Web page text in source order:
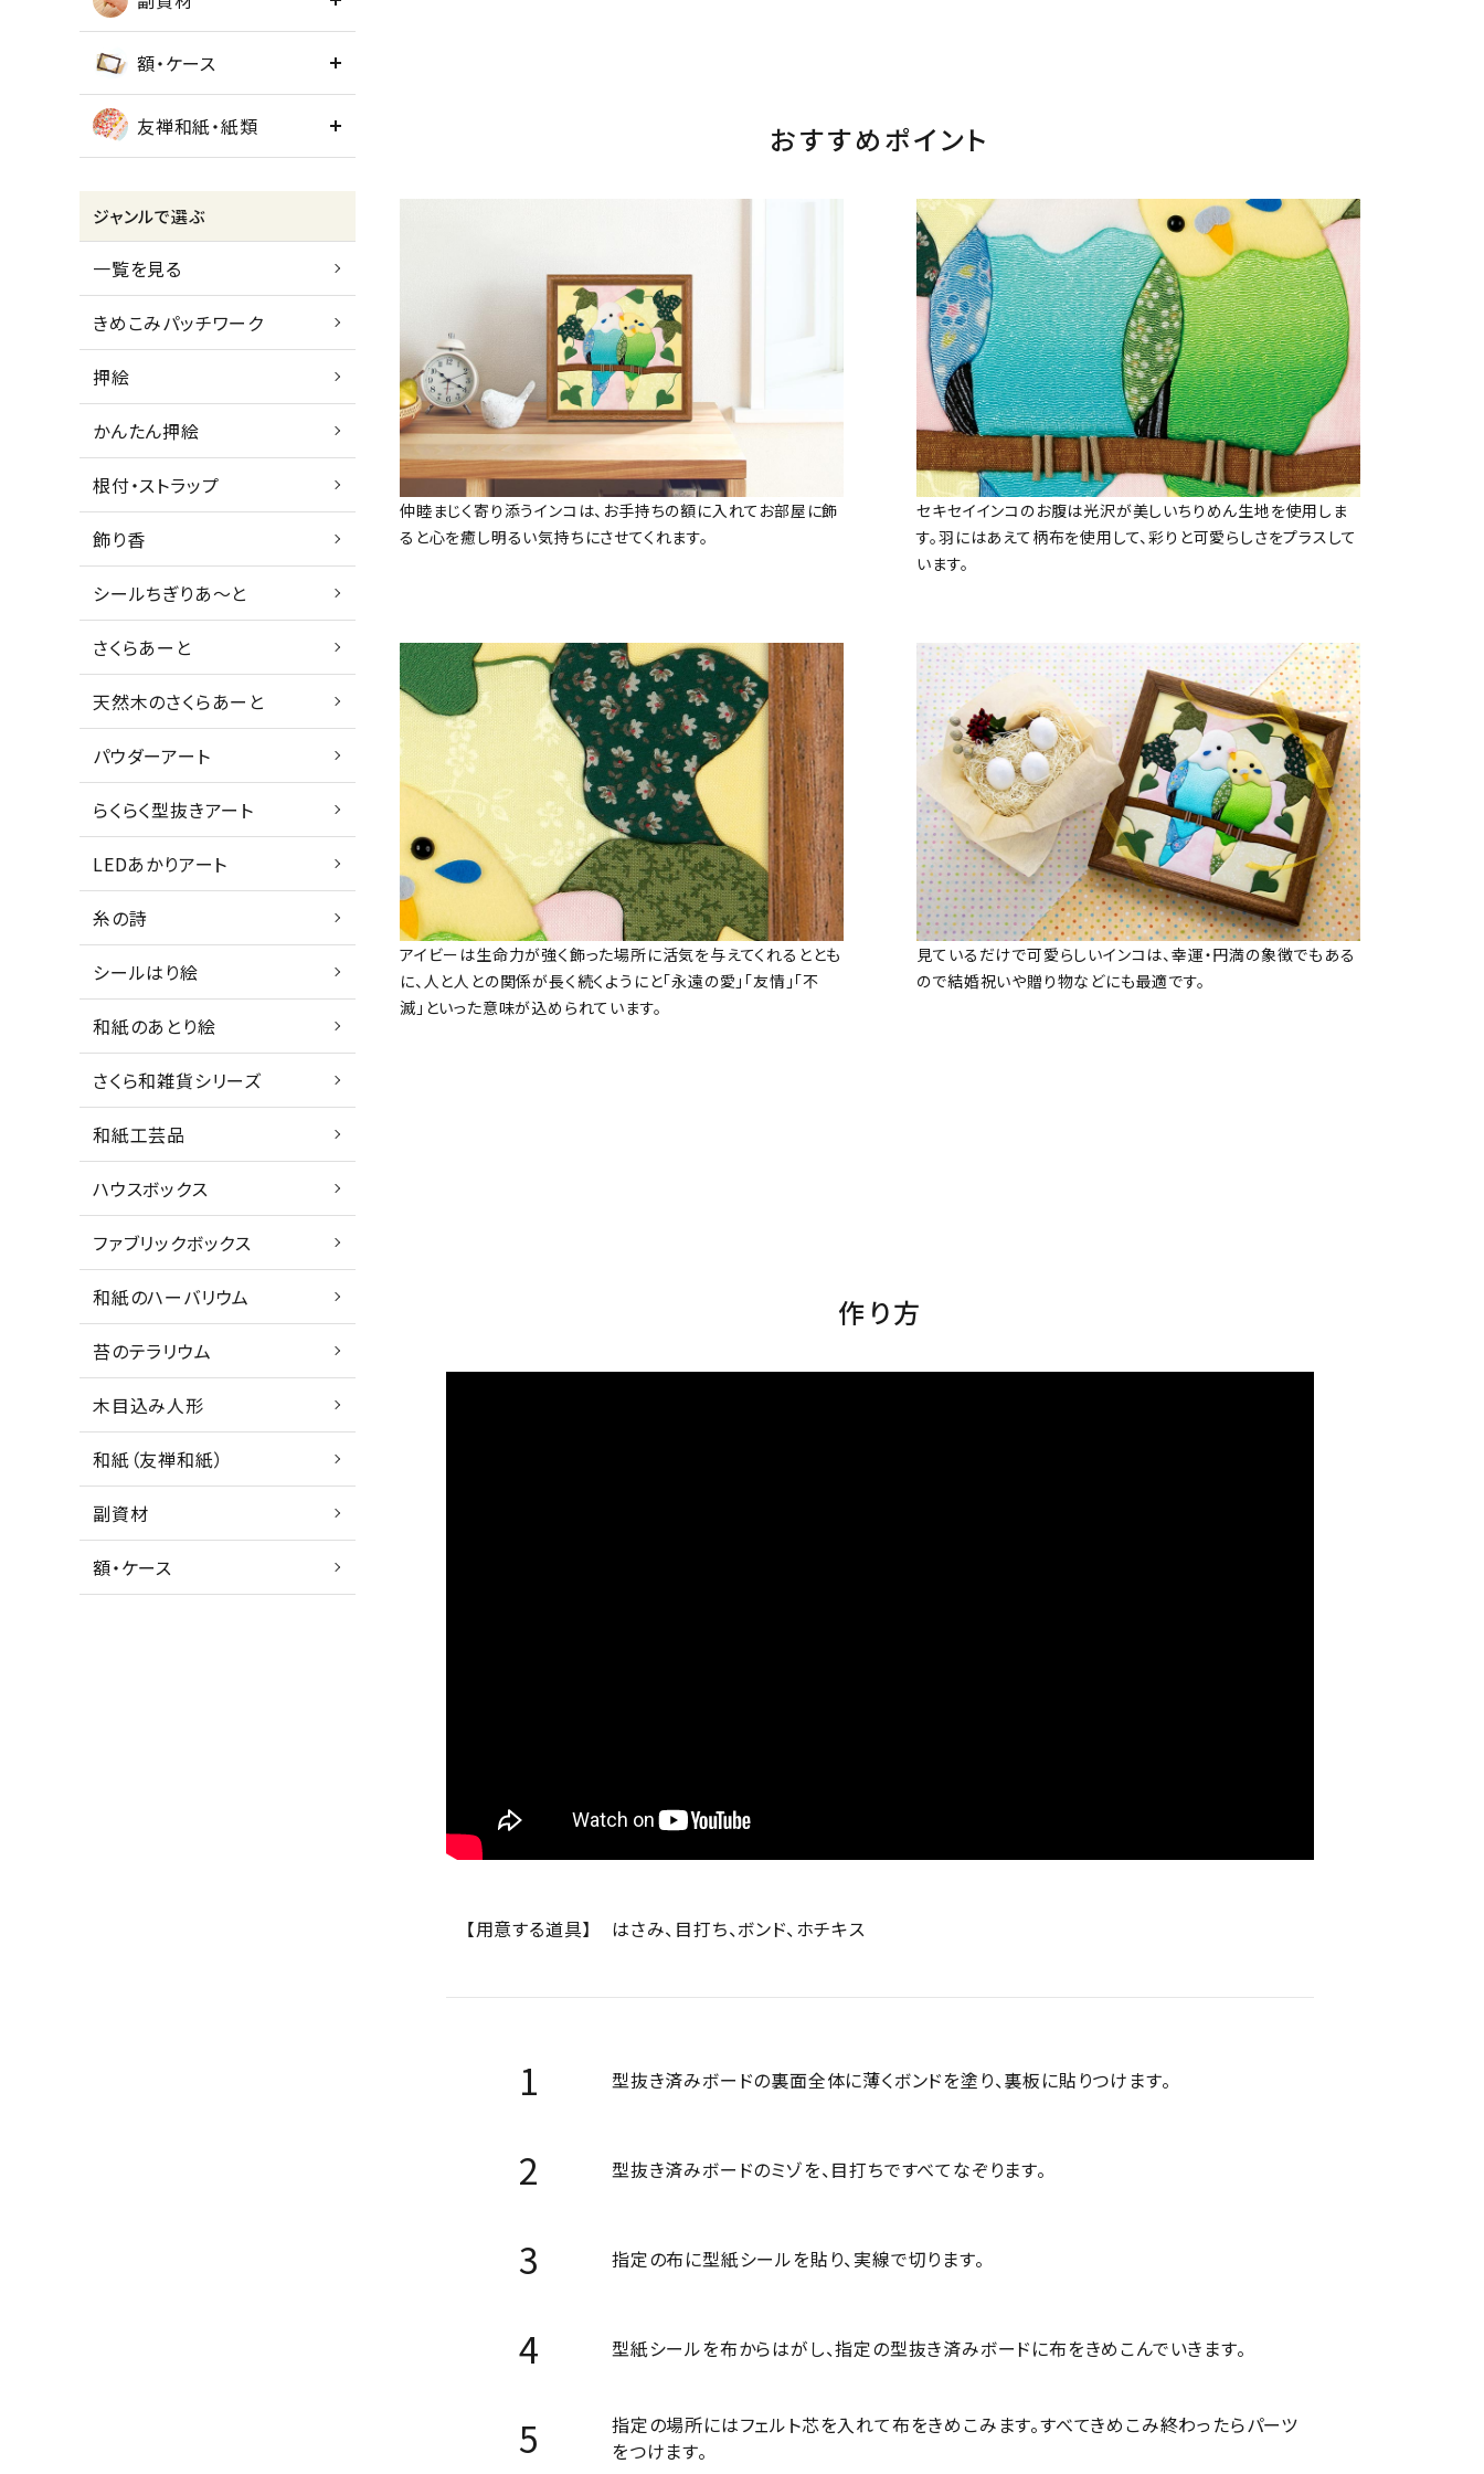
額・ケース
友禅和紙・紙類
ジャンルで選ぶ
一覧を見る
きめこみパッチワーク
押絵
かんたん押絵
根付・ストラップ
飾り香
シールちぎりあ～と
さくらあーと
天然木のさくらあーと
パウダーアート
らくらく型抜きアート
LEDあかりアート
糸の詩
シールはり絵
和紙のあとり絵
さくら和雑貨シリーズ
和紙工芸品
ハウスボックス
ファブリックボックス
和紙のハーバリウム
苔のテラリウム
木目込み人形
和紙（友禅和紙）
副資材
額・ケース
おすすめポイント
仲睦まじく寄り添うインコは、お手持ちの額に入れてお部屋に飾
ると心を癒し明るい気持ちにさせてくれます。
セキセイインコのお腹は光沢が美しいちりめん生地を使用しま
す。羽にはあえて柄布を使用して、彩りと可愛らしさをプラスして
います。
アイビーは生命力が強く飾った場所に活気を与えてくれるととも
に、人と人との関係が長く続くようにと「永遠の愛」「友情」「不
滅」といった意味が込められています。
見ているだけで可愛らしいインコは、幸運・円満の象徴でもある
ので結婚祝いや贈り物などにも最適です。
作り方
【用意する道具】 はさみ、目打ち、ボンド、ホチキス
型抜き済みボードの裏面全体に薄くボンドを塗り、裏板に貼りつけます。
型抜き済みボードのミゾを、目打ちですべてなぞります。
指定の布に型紙シールを貼り、実線で切ります。
型紙シールを布からはがし、指定の型抜き済みボードに布をきめこんでいきます。
指定の場所にはフェルト芯を入れて布をきめこみます。すべてきめこみ終わったらパーツ
をつけます。